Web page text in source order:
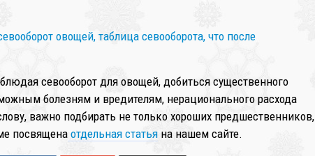
севооборот для овощей, добиться существенного
болезням и вредителям, нерационального расхода
важно подбирать не только хороших предшественников,
посвящена отдельная статья на нашем сайте.